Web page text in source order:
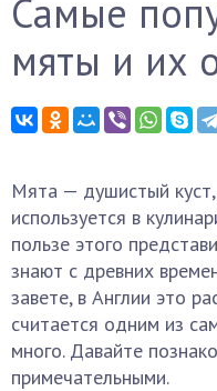
Самые
мяты и их
Мята — душистый куст,
используется в
пользе этого
знают с древних
завете, в Англии это
считается одним из
много. Давайте
примечательными.